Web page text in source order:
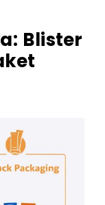
Blister